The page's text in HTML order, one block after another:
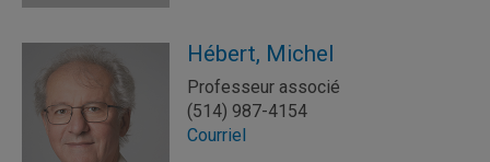
Hébert, Michel
Professeur associé
(514) 987-4154
Courriel